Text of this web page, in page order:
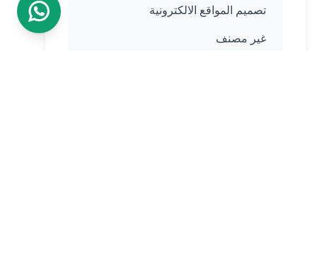
تصميم المواقع الالكترونية
غير مصنف